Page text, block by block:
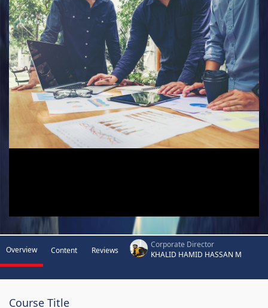
Overview Content Reviews
Corporate Director
KHALID HAMID HASSAN M
Course Title